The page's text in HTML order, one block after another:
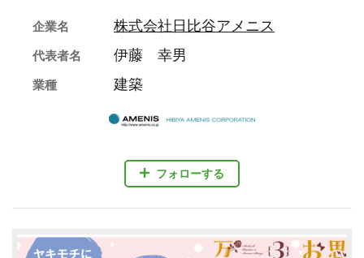
フォローする
企業名 株式会社日比谷アメニス
代表者名 伊藤 幸男
業種 建築